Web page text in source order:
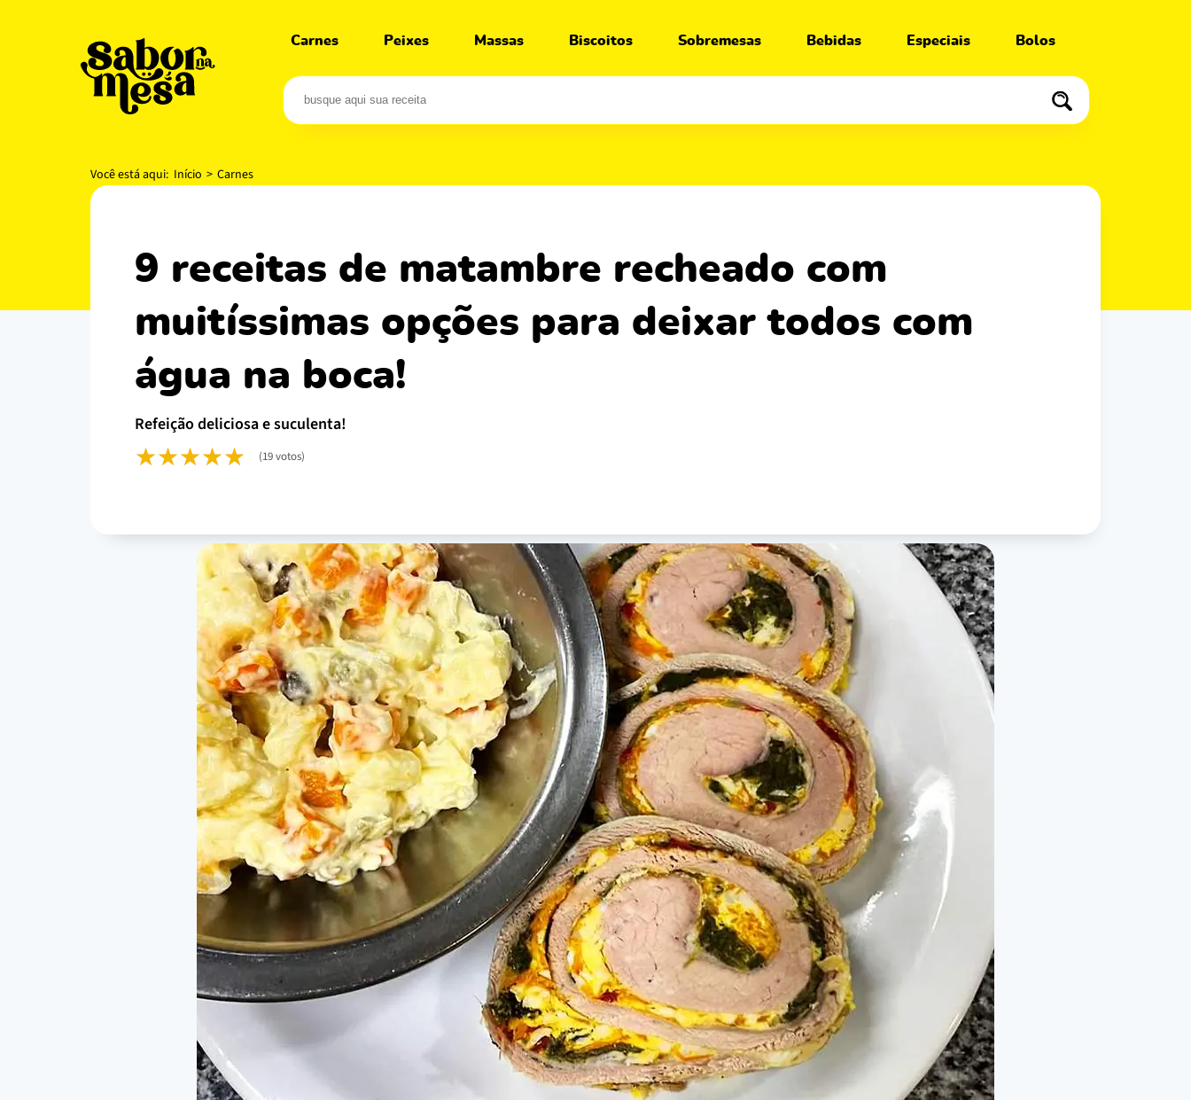
Carnes Peixes Massas Biscoitos Sobremesas Bebidas Especiais Bolos
Você está aqui: Início > Carnes
9 receitas de matambre recheado com
muitíssimas opções para deixar todos com
água na boca!
refeição deliciosa e suculenta!
(19 votos)